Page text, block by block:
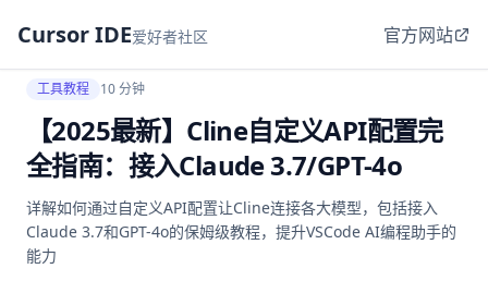
Cursor IDE爱好者社区 官方网站
工具教程 10 分钟
【2025最新】Cline自定义API配置完
全指南：接入Claude 3.7/GPT-4o
详解如何通过自定义API配置让Cline连接各大模型，包括接入
Claude 3.7和GPT-4o的保姆级教程，提升VSCode AI编程助手的
能力